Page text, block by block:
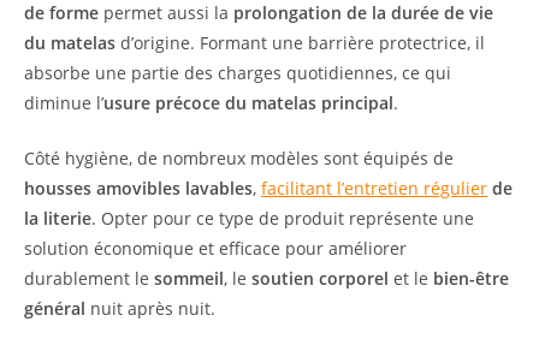
de forme permet aussi la prolongation de la durée de vie
du matelas d’origine. Formant une barrière protectrice, il
absorbe une partie des charges quotidiennes, ce qui
diminue l’usure précoce du matelas principal.
Côté hygiène, de nombreux modèles sont équipés de
housses amovibles lavables, facilitant l’entretien régulier de
la literie. Opter pour ce type de produit représente une
solution économique et efficace pour améliorer
durablement le sommeil, le soutien corporel et le bien-être
général nuit après nuit.